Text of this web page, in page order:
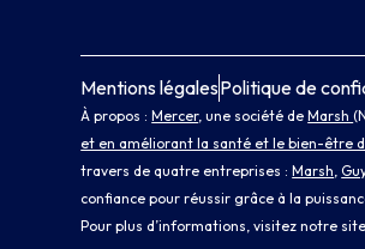
Mentions légalesPolitique de
À propos :Mercer, une société deMarsh
et en améliorant la santé et le bien-être
travers de quatre entreprises :Marsh ,
confiance pour réussir grâce à la
Pour plus d’informations, visitez notre